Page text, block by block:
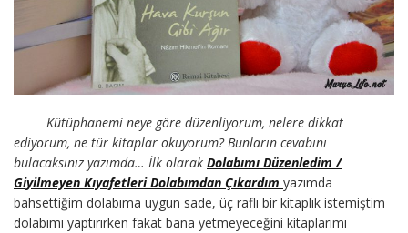
Kütüphanemi neye göre düzenliyorum, nelere dikkat
ediyorum, ne tür kitaplar okuyorum? Bunların cevabını
bulacaksınız yazımda… İlk olarak Dolabımı Düzenledim /
Giyilmeyen Kıyafetleri Dolabımdan Çıkardım yazımda
bahsettiğim dolabıma uygun sade, üç raflı bir kitaplık istemiştim
dolabımı yaptırırken fakat bana yetmeyeceğini kitaplarımı